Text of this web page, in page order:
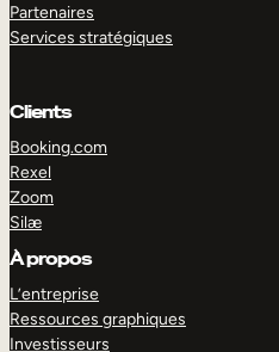
Partenaires
Services stratégiques
Clients
Booking.com
Rexel
Zoom
Silæ
À propos
L’entreprise
Ressources graphiques
Investisseurs